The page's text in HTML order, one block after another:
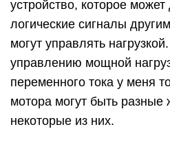
светодиод:
При помощи двойного
двух реле) можно
другую сторону, а также
Купить модуль реле